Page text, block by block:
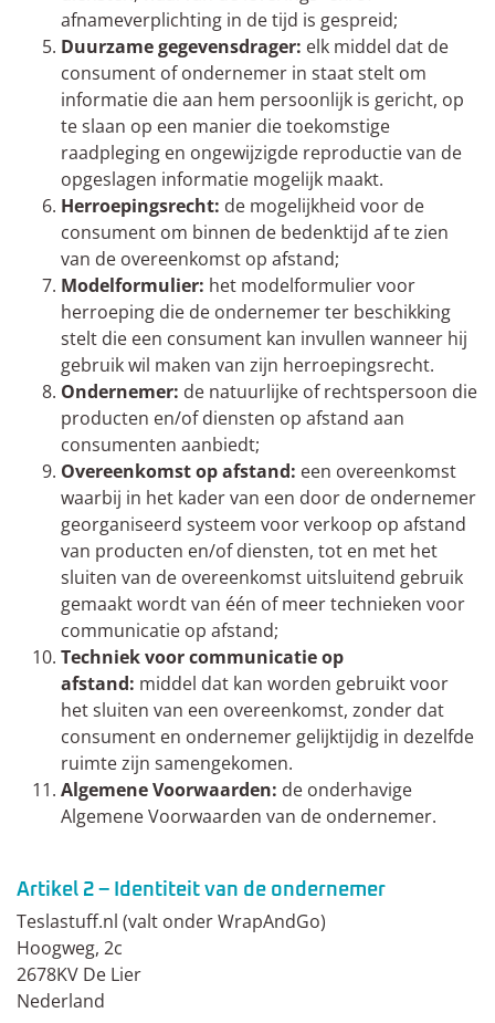
afnameverplichting in de tijd is gespreid;
Duurzame gegevensdrager: elk middel dat de
consument of ondernemer in staat stelt om
informatie die aan hem persoonlijk is gericht, op
te slaan op een manier die toekomstige
raadpleging en ongewijzigde reproductie van de
opgeslagen informatie mogelijk maakt.
Herroepingsrecht: de mogelijkheid voor de
consument om binnen de bedenktijd af te zien
van de overeenkomst op afstand;
Modelformulier: het modelformulier voor
herroeping die de ondernemer ter beschikking
stelt die een consument kan invullen wanneer hij
gebruik wil maken van zijn herroepingsrecht.
Ondernemer: de natuurlijke of rechtspersoon die
producten en/of diensten op afstand aan
consumenten aanbiedt;
Overeenkomst op afstand: een overeenkomst
waarbij in het kader van een door de ondernemer
georganiseerd systeem voor verkoop op afstand
van producten en/of diensten, tot en met het
sluiten van de overeenkomst uitsluitend gebruik
gemaakt wordt van één of meer technieken voor
communicatie op afstand;
Techniek voor communicatie op
afstand: middel dat kan worden gebruikt voor
het sluiten van een overeenkomst, zonder dat
consument en ondernemer gelijktijdig in dezelfde
ruimte zijn samengekomen.
Algemene Voorwaarden: de onderhavige
Algemene Voorwaarden van de ondernemer.
Artikel 2 – Identiteit van de ondernemer
Teslastuff.nl (valt onder WrapAndGo)
Hoogweg, 2c
2678KV De Lier
Nederland